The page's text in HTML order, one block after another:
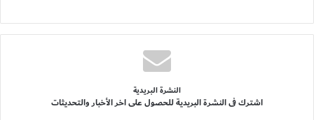
النشرة البريدية
اشترك فى النشرة البريدية للحصول على اخر الأخبار والتحديثات